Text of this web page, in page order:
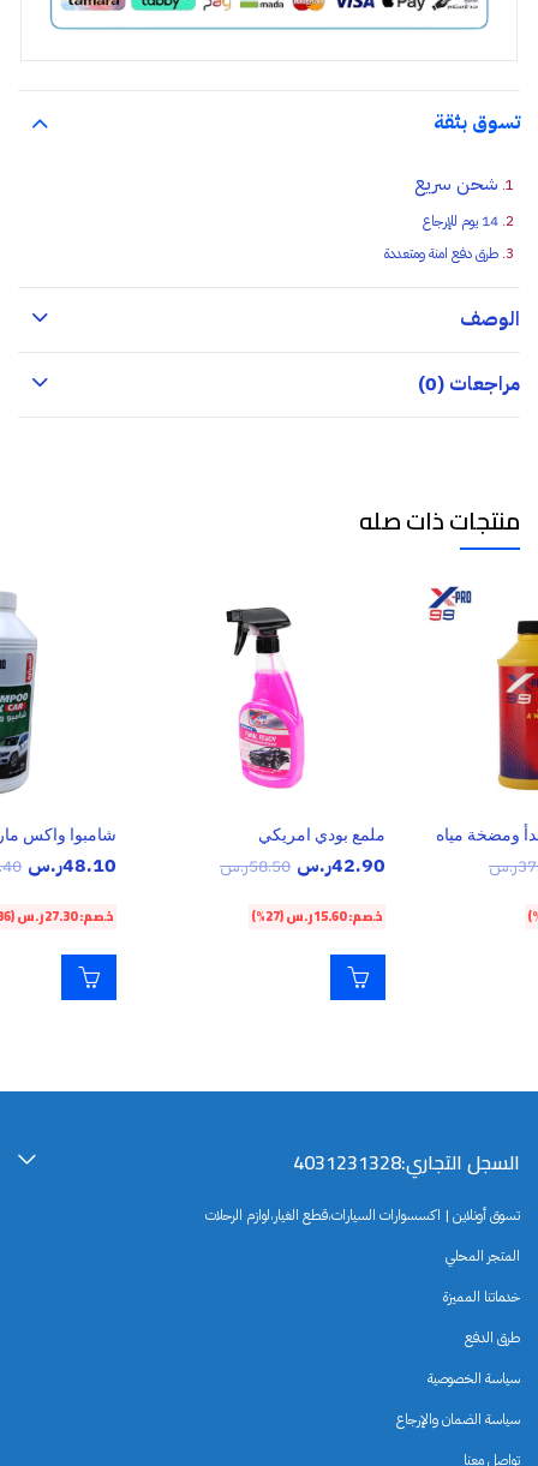
تسوق بثقة
شحن سريع
14 يوم للإرجاع
طرق دفع امنة ومتعددة
الوصف
مراجعات (0)
منتجات ذات صله
ومضخة مياه
ر.س
ملمع بودي امريكي
42.90ر.س 58.50ر.س
خصم:15.60ر.س(27%)
شامبوا واكس
48.10ر.س
خصم:27.30ر.س(36%)
السجل التجاري:4031231328
تسوق أونلاين | اكسسوارات السيارات،قطع الغيار،لوازم الرحلات
المتجر المحلي
خدماتنا المميزة
طرق الدفع
سياسة الخصوصية
سياسة الضمان والإرجاع
تواصل معنا